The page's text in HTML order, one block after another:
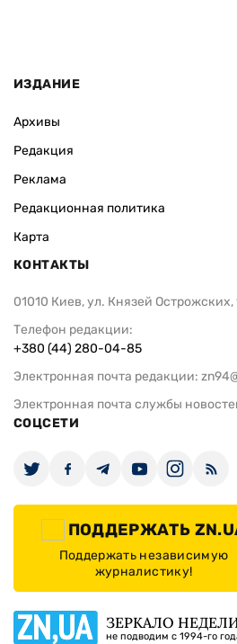
ИЗДАНИЕ
Архивы
Редакция
Реклама
Редакционная политика
Карта
КОНТАКТЫ
01010 Киев, ул. Князей Острожских,
Телефон редакции:
+380 (44) 280-04-85
Электронная почта редакции:
Электронная почта службы
СОЦСЕТИ
ПОДДЕРЖАТЬ
Поддержать независимую
журналистику!
ЗЕРКАЛО
не подводим с 1994-го